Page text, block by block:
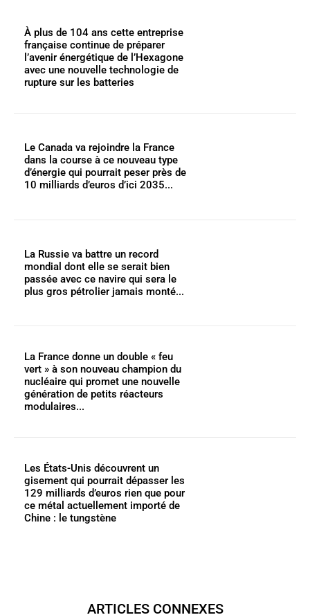
À plus de 104 ans cette entreprise
française continue de préparer
l’avenir énergétique de l’Hexagone
avec une nouvelle technologie de
rupture sur les batteries
Le Canada va rejoindre la France
dans la course à ce nouveau type
d’énergie qui pourrait peser près de
10 milliards d’euros d’ici 2035...
La Russie va battre un record
mondial dont elle se serait bien
passée avec ce navire qui sera le
plus gros pétrolier jamais monté...
La France donne un double « feu
vert » à son nouveau champion du
nucléaire qui promet une nouvelle
génération de petits réacteurs
modulaires...
Les États-Unis découvrent un
gisement qui pourrait dépasser les
129 milliards d’euros rien que pour
ce métal actuellement importé de
Chine : le tungstène
ARTICLES CONNEXES